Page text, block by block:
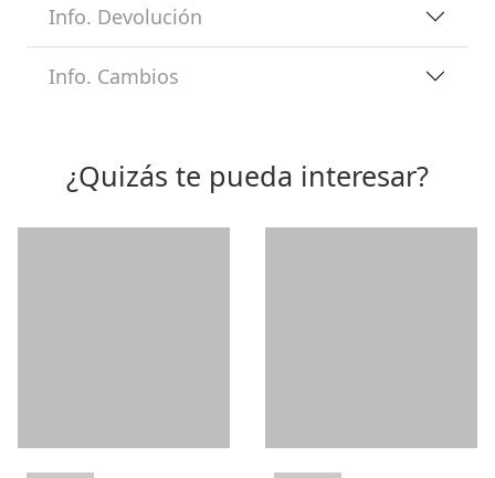
Info. Devolución
Info. Cambios
¿Quizás te pueda interesar?